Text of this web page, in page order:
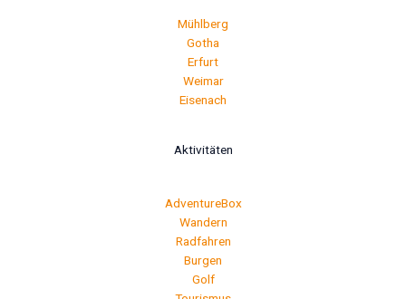
Mühlberg
Gotha
Erfurt
Weimar
Eisenach
Aktivitäten
AdventureBox
Wandern
Radfahren
Burgen
Golf